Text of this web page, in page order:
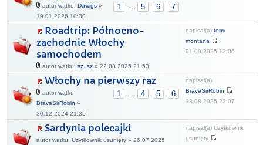
1 5 6 7
autor wątku: Dawigs »
19.01.2026 10:30
Roadtrip: Północno-
zachodnie Włochy
samochodem
autor wątku: sz_sz » 22.08.2025 21:53
napisał(a) tony
montana
01.09.2025 12:06
Włochy na pierwszy raz
1 4 5 6
autor wątku:
BraveSirRobin »
30.12.2024 21:35
napisał(a)
BraveSirRobin
13.08.2025 22:07
Sardynia polecajki
autor wątku: Użytkownik usunięty » 26.07.2025
napisał(a) Użytkownik
usunięty